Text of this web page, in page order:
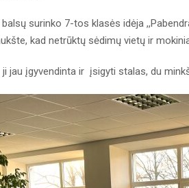
surinko 7-tos klasės idėja
kad netrūktų sėdimų vietų ir
ji jau įgyvendinta ir įsigyti stalas, du